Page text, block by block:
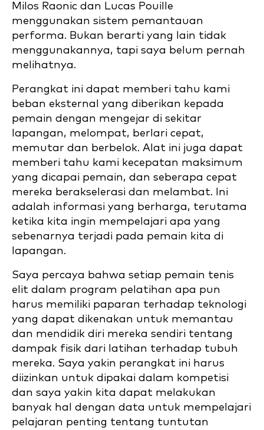
Milos Raonic dan Lucas Pouille
menggunakan sistem pemantauan
performa. Bukan berarti yang lain tidak
menggunakannya, tapi saya belum pernah
melihatnya.
Perangkat ini dapat memberi tahu kami
beban eksternal yang diberikan kepada
pemain dengan mengejar di sekitar
lapangan, melompat, berlari cepat,
memutar dan berbelok. Alat ini juga dapat
memberi tahu kami kecepatan maksimum
yang dicapai pemain, dan seberapa cepat
mereka berakselerasi dan melambat. Ini
adalah informasi yang berharga, terutama
ketika kita ingin mempelajari apa yang
sebenarnya terjadi pada pemain kita di
lapangan.
Saya percaya bahwa setiap pemain tenis
elit dalam program pelatihan apa pun
harus memiliki paparan terhadap teknologi
yang dapat dikenakan untuk memantau
dan mendidik diri mereka sendiri tentang
dampak fisik dari latihan terhadap tubuh
mereka. Saya yakin perangkat ini harus
diizinkan untuk dipakai dalam kompetisi
dan saya yakin kita dapat melakukan
banyak hal dengan data untuk mempelajari
pelajaran penting tentang tuntutan